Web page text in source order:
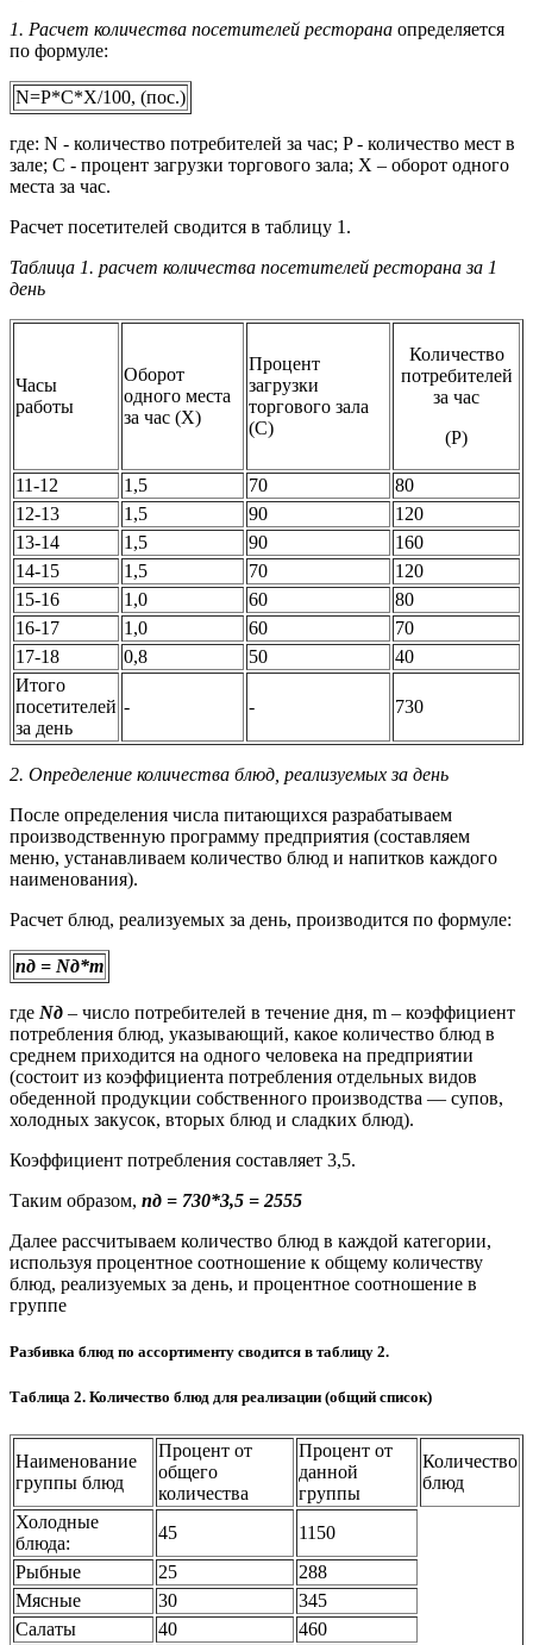
1. Расчет количества посетителей ресторана определяется
по формуле:
N=P*C*X/100, (пос.)
где: N - количество потребителей за час; P - количество мест в
зале; C - процент загрузки торгового зала; X – оборот одного
места за час.
Расчет посетителей сводится в таблицу 1.
Таблица 1. расчет количества посетителей ресторана за 1
день
Часы
работы
Оборот
одного места
за час (Х)
Процент
загрузки
торгового зала
(С)
Количество
потребителей
за час
(Р)
11-12 1,5 70
80
12-13
1,5 90
120
13-14
1,5 90
160
14-15
1,5 70
120
15-16
1,0 60
80
16-17
1,0 60
70
17-18
0,8 50
40
Итого
посетителей
за день
- - 730
2. Определение количества блюд, реализуемых за день
После определения числа питающихся разрабатываем
производственную программу предприятия (составляем
меню, устанавливаем количество блюд и напитков каждого
наименования).
Расчет блюд, реализуемых за день, производится по формуле:
nд = Nд*m
где Nд – число потребителей в течение дня, m – коэффициент
потребления блюд, указывающий, какое количество блюд в
среднем приходится на одного человека на предприятии
(состоит из коэффициента потребления отдельных видов
обеденной продукции собственного производства — супов,
холодных закусок, вторых блюд и сладких блюд).
Коэффициент потребления составляет 3,5.
Таким образом, nд = 730*3,5 = 2555
Далее рассчитываем количество блюд в каждой категории,
используя процентное соотношение к общему количеству
блюд, реализуемых за день, и процентное соотношение в
группе
Разбивка блюд по ассортименту сводится в таблицу 2.
Таблица 2. Количество блюд для реализации (общий список)
Наименование
группы блюд
Процент от
общего
количества
Процент от
данной
группы
Количество
блюд
Холодные
блюда:
45
1150
Рыбные
25
288
Мясные
30
345
Салаты
40
460